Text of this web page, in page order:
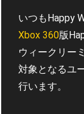
いつもHappy
Xbox 360版
ウィークリー
対象となるユ
行います。